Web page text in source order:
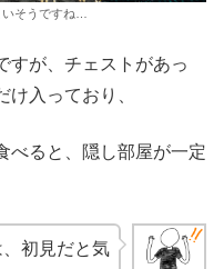
そうですね…
が、チェストがあっ
入っており、
ると、隠し部屋が一定
初見だと気